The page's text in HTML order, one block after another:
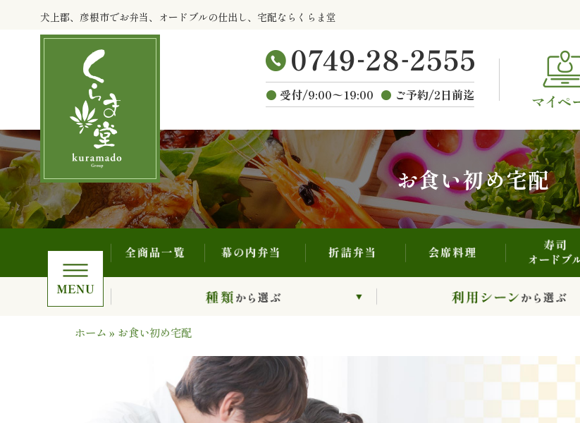
キ
ッ
プ
犬上郡、彦根市でお弁当、オードブルの仕出し、宅配ならくらま堂
受付/9:00〜19:00 ご予約/2日前迄
お食い初め宅配
全商品一覧 幕の内弁当
種類から選ぶ
ホーム » お食い初め宅配
1